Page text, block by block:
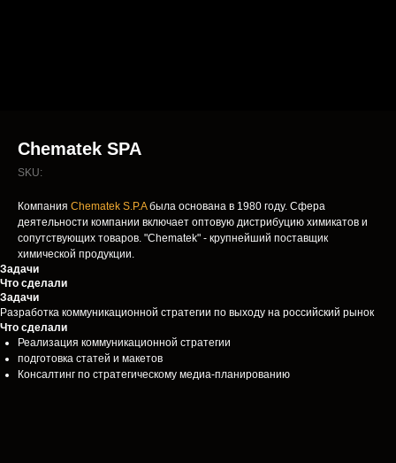
Chematek SPA
SKU:
Компания Chematek S.P.Aбыла основана в 1980 году. Сфера
деятельности компании включает оптовую дистрибуцию химикатов и
сопутствующих товаров. "Chematek" - крупнейший поставщик
химической продукции.
Задачи
Что сделали
Задачи
Разработка коммуникационной стратегии по выходу на российский рынок
Что сделали
Реализация коммуникационной стратегии
подготовка статей и макетов
Консалтинг по стратегическому медиа-планированию